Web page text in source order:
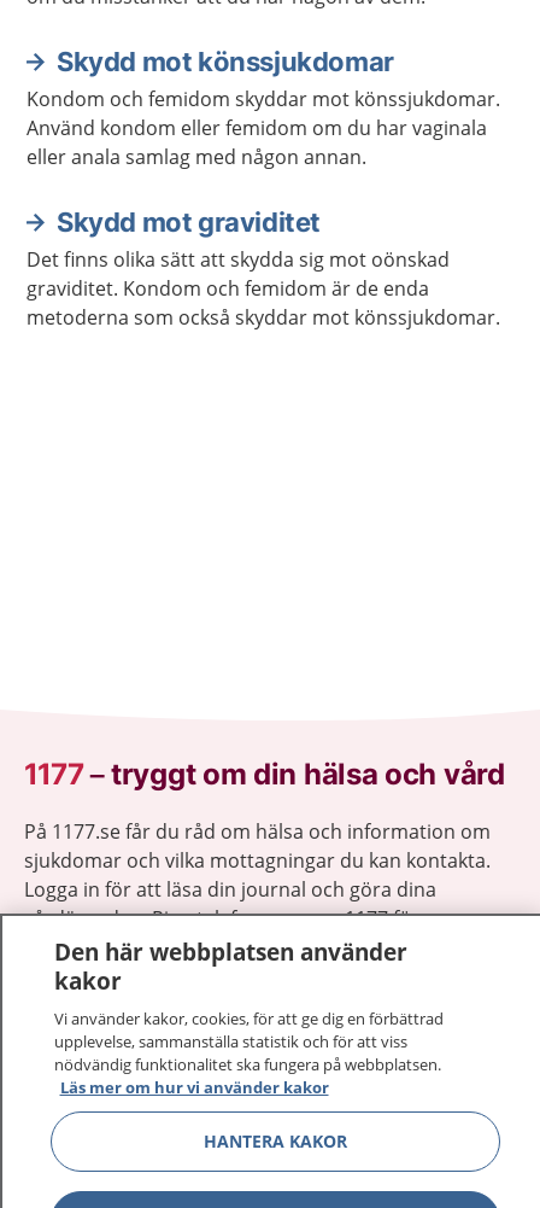
Skydd mot könssjukdomar
Kondom och femidom skyddar mot könssjukdomar.
Använd kondom eller femidom om du har vaginala
eller anala samlag med någon annan.
Skydd mot graviditet
Det finns olika sätt att skydda sig mot oönskad
graviditet. Kondom och femidom är de enda
metoderna som också skyddar mot könssjukdomar.
1177–tryggt om din hälsa och vård
På 1177.se får du råd om hälsa och information om
sjukdomar och vilka mottagningar du kan kontakta.
Logga in för att läsa din journal och göra dina
vårdärenden. Ring telefonnummer 1177 för
sjukvårdsrådgivning dygnet runt.
1177 ger dig råd när du vill må bättre.
1177 på flera språk Visa
Om 1177 Visa
Den här webbplatsen använder
kakor
Vi använder kakor, cookies, för att ge dig en förbättrad
upplevelse, sammanställa statistik och för att viss
nödvändig funktionalitet ska fungera på webbplatsen.
Läs mer om hur vi använder kakor
HANTERA KAKOR